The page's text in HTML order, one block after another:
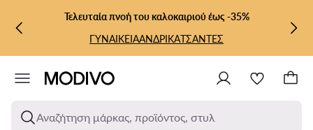
ΜΕΤΆΒΑΣΗ ΣΤΟ ΚΎΡΙΟ ΠΕΡΙΕΧΌΜΕΝΟ
ΜΕΤΆΒΑΣΗ ΣΤΗΝ ΑΝΑΖΉΤΗΣΗ
Τελευταία πνοή του καλοκαιριού έως -35%
ΓΥΝΑΙΚΕΙΑΑΝΔΡΙΚΑΤΣΑΝΤΕΣ
Αναζήτηση μάρκας, προϊόντος, στυλ